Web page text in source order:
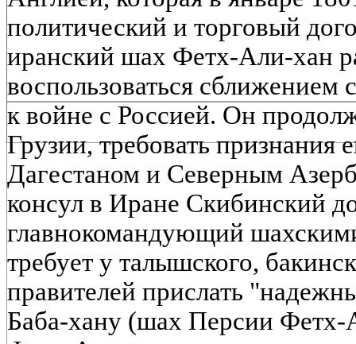
политический и торговый
иранский шах Фетх-Али-хан
воспользоваться сближением
к войне с Россией. Он
Грузии, требовать признания
Дагестаном и Северным
консул в Иране Скибинский
главнокомандующий
требует у талышского,
правителей прислать
Баба-хану (шах Персии